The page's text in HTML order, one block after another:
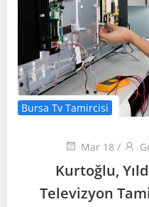
Bursa Tv Tamircisi
Mar 18 /
Kurtoğlu,
Televizyon